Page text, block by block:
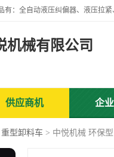
机械有限公司
供应商机 企
重型卸料车 > 中悦机械 环保